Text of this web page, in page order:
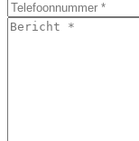
Bericht